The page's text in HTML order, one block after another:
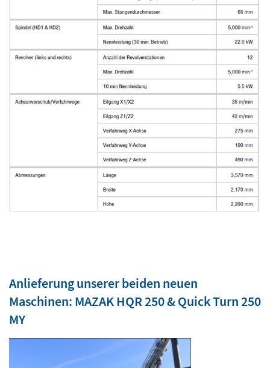
Anlieferung unserer beiden neuen
Maschinen: MAZAK HQR 250 & Quick Turn 250
MY